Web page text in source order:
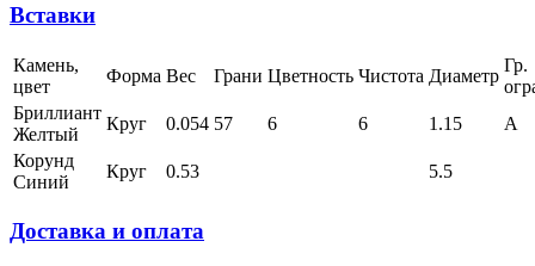
Вставки
Камень,
цвет
Форма Вес Грани Цветность Чистота Диаметр
Гр.
Бриллиант
Желтый
Круг 0.054 57 6 6 1.15
А
Корунд
Синий
Круг 0.53 5.5
Доставка и оплата